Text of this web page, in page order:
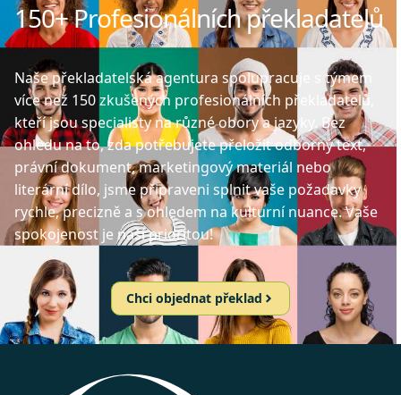
150+ Profesionálních překladatelů
Naše překladatelská agentura spolupracuje s týmem
více než 150 zkušených profesionálních překladatelů,
kteří jsou specialisty na různé obory a jazyky. Bez
ohledu na to, zda potřebujete přeložit odborný text,
právní dokument, marketingový materiál nebo
literární dílo, jsme připraveni splnit vaše požadavky
rychle, precizně a s ohledem na kulturní nuance. Vaše
spokojenost je naší prioritou!
Chci objednat překlad